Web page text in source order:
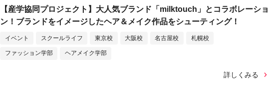
【産学協同プロジェクト】大人気ブランド「milktouch」とコラボレーショ
ン！ブランドをイメージしたヘア＆メイク作品をシューティング！
イベント スクールライフ 東京校 大阪校 名古屋校 札幌校
ファッション学部 ヘアメイク学部
詳しくみる